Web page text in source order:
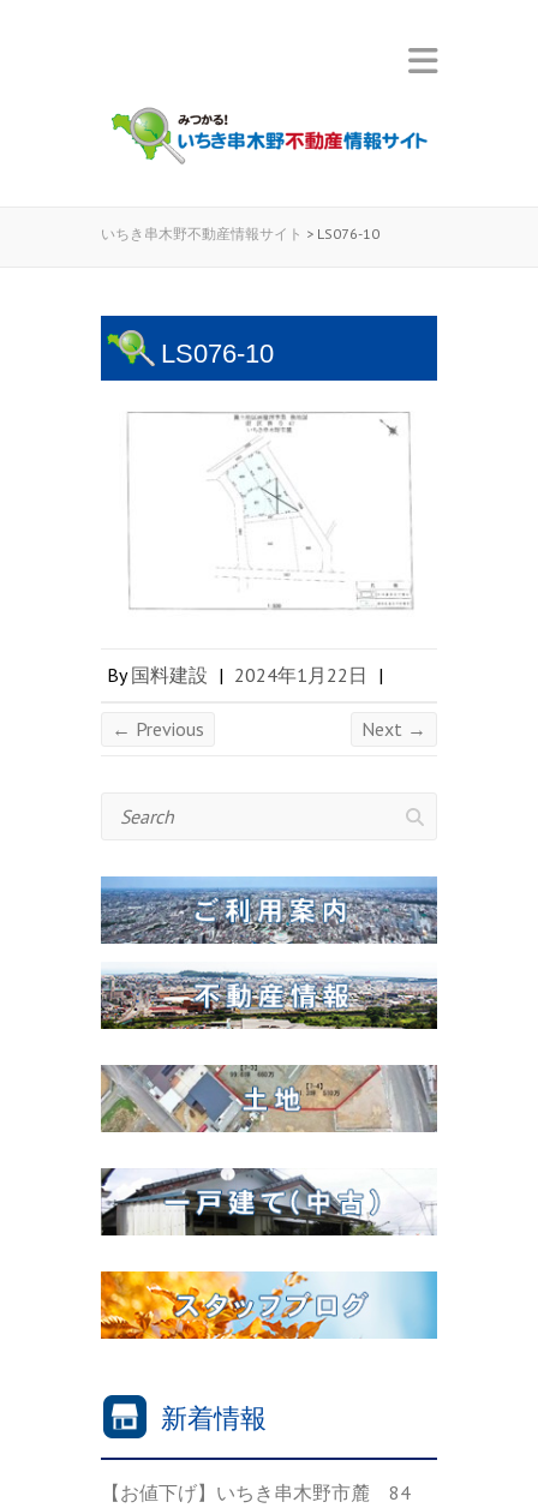
いちき串木野不動産情報サイト > LS076-10
LS076-10
By国料建設 | 2024年1月22日 |
← Previous Next →
Search
新着情報
【お値下げ】いちき串木野市麓 84